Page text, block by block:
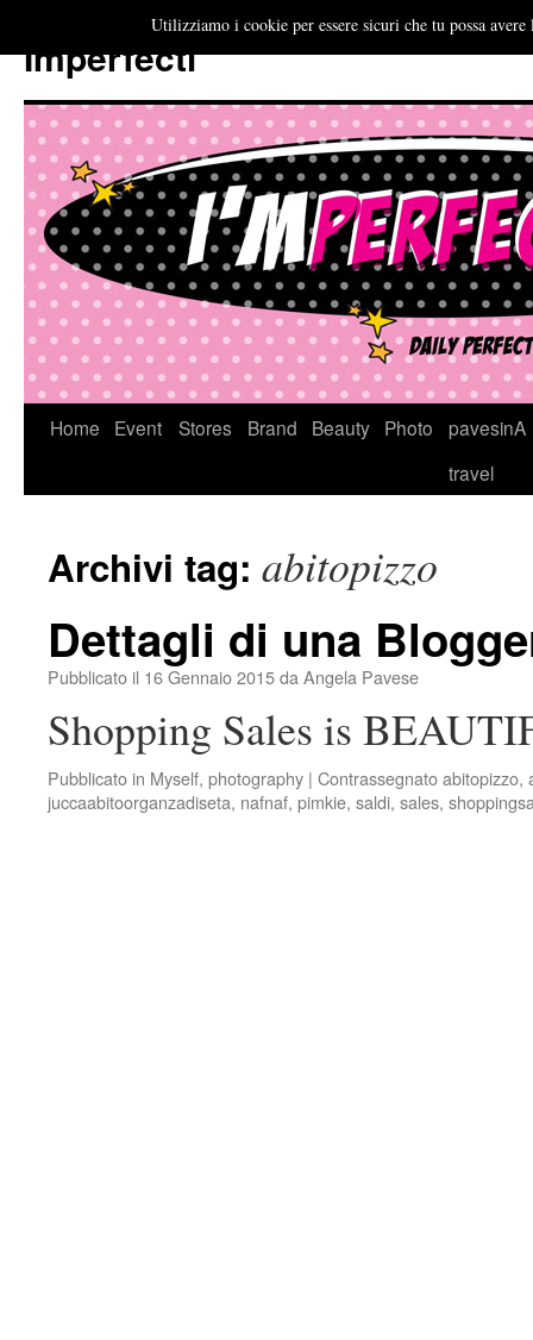
Imperfecti
VaiHome Event Stores Brand Beauty Photo
pavesinA
travel
Archivi tag: abitopizzo
Dettagli di una
Pubblicato il 16 Gennaio 2015da Angela Pavese
Shopping Sales is
Pubblicato in Myself, photography | Contrassegnatoabitopizzo,
juccaabitoorganzadiseta, nafnaf, pimkie, saldi, sales,
Utilizziamo i cookie per essere sicuri che tu possa